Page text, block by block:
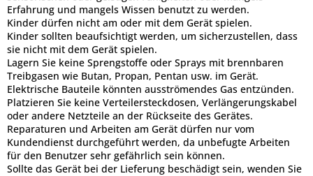
Erfahrung und mangels Wissen benutzt zu werden.
Kinder dürfen nicht am oder mit dem Gerät spielen.
Kinder sollten beaufsichtigt werden, um sicherzustellen, dass
sie nicht mit dem Gerät spielen.
Lagern Sie keine Sprengstoffe oder Sprays mit brennbaren
Treibgasen wie Butan, Propan, Pentan usw. im Gerät.
Elektrische Bauteile könnten ausströmendes Gas entzünden.
Platzieren Sie keine Verteilersteckdosen, Verlängerungskabel
oder andere Netzteile an der Rückseite des Gerätes.
Reparaturen und Arbeiten am Gerät dürfen nur vom
Kundendienst durchgeführt werden, da unbefugte Arbeiten
für den Benutzer sehr gefährlich sein können.
Sollte das Gerät bei der Lieferung beschädigt sein, wenden Sie